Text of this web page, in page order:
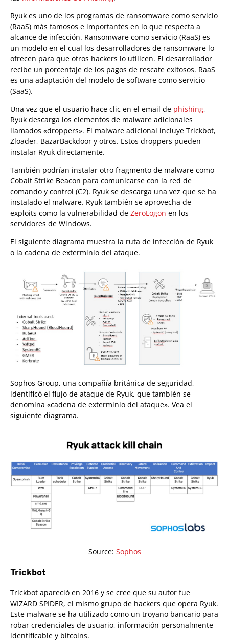
Ryuk es uno de los programas de ransomware como servicio
(RaaS) más famosos e importantes en lo que respecta a
alcance de infección. Ransomware como servicio (RaaS) es
un modelo en el cual los desarrolladores de ransomware lo
ofrecen para que otros hackers lo utilicen. El desarrollador
recibe un porcentaje de los pagos de rescate exitosos. RaaS
es una adaptación del modelo de software como servicio
(SaaS).
Una vez que el usuario hace clic en el email de phishing,
Ryuk descarga los elementos de malware adicionales
llamados «droppers». El malware adicional incluye Trickbot,
Zloader, BazarBackdoor y otros. Estos droppers pueden
instalar Ryuk directamente.
También podrían instalar otro fragmento de malware como
Cobalt Strike Beacon para comunicarse con la red de
comando y control (C2). Ryuk se descarga una vez que se ha
instalado el malware. Ryuk también se aprovecha de
exploits como la vulnerabilidad de ZeroLogon en los
servidores de Windows.
El siguiente diagrama muestra la ruta de infección de Ryuk
o la cadena de exterminio del ataque.
Sophos Group, una compañía británica de seguridad,
identificó el flujo de ataque de Ryuk, que también se
denomina «cadena de exterminio del ataque». Vea el
siguiente diagrama.
Source: Sophos
Trickbot
Trickbot apareció en 2016 y se cree que su autor fue
WIZARD SPIDER, el mismo grupo de hackers que opera Ryuk.
Este malware se ha utilizado como un troyano bancario para
robar credenciales de usuario, información personalmente
identificable y bitcoins.